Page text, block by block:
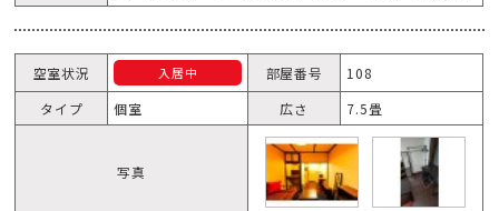
空室状況 入居中 部屋番号
108
タイプ
個室 広さ 7.5畳
写真